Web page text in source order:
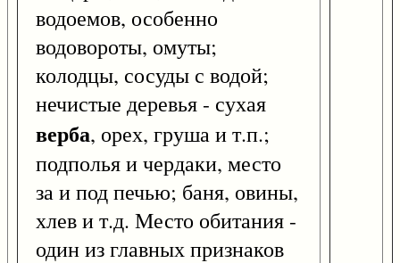
водоемов, особенно
водовороты, омуты;
колодцы, сосуды с водой;
нечистые деревья - сухая
верба, орех, груша и т.п.;
подполья и чердаки, место
за и под печью; баня, овины,
хлев и т.д. Место обитания -
один из главных признаков